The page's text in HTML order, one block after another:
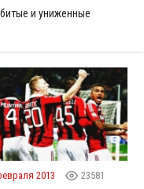
и униженные
2013 23581